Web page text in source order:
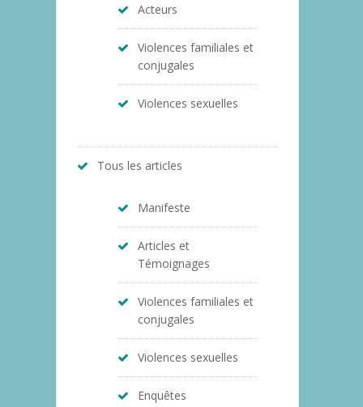
Acteurs
Violences familiales et
conjugales
Violences sexuelles
Tous les articles
Manifeste
Articles et
Témoignages
Violences familiales et
conjugales
Violences sexuelles
Enquêtes